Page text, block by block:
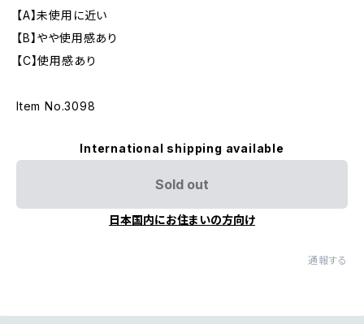
【A】未使用に近い
【B】やや使用感あり
【C】使用感あり
Item No.3098
International shipping available
Sold out
日本国内にお住まいの方向け
通報する